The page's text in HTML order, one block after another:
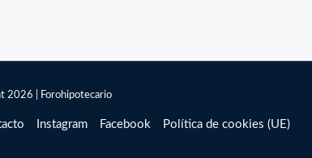
2026 | Forohipotecario
Instagram Facebook Política de cookies (UE)